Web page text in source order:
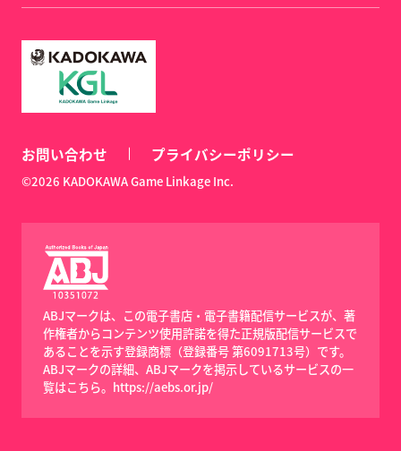
お問い合わせ プライバシーポリシー
©2026 KADOKAWA Game Linkage Inc.
ABJマークは、この電子書店・電子書籍配信サービスが、著
作権者からコンテンツ使用許諾を得た正規版配信サービスで
あることを示す登録商標（登録番号 第6091713号）です。
ABJマークの詳細、ABJマークを掲示しているサービスの一
覧はこちら。 https://aebs.or.jp/